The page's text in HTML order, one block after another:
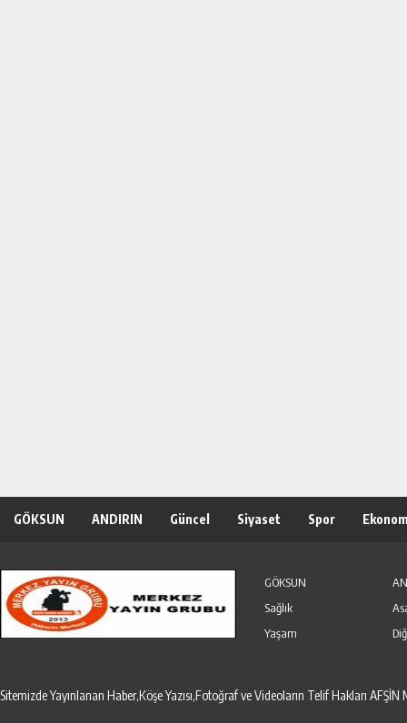
GÖKSUN ANDIRIN Güncel Siyaset Spor
GÖKSUN
Sağlık
Yaşam
Sitemizde Yayınlanan Haber,Köşe Yazısı,Fotoğraf ve Videoların Telif Hakları